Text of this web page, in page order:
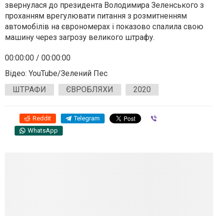
звернулася до президента Володимира Зеленського з
проханням врегулювати питання з розмитненням
автомобілів на єврономерах і показово спалила свою
машину через загрозу великого штрафу.
00:00:00 / 00:00:00
Відео: YouTube/Зелений Пес
ШТРАФИ
ЄВРОБЛЯХИ 2020
Reddit Telegram
WhatsApp